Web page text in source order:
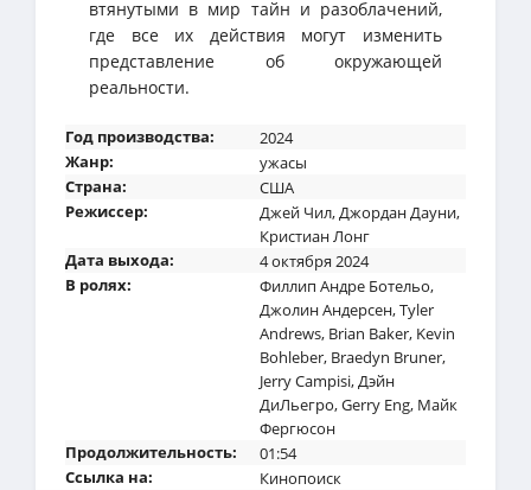
втянутыми в мир тайн и разоблачений,
где все их действия могут изменить
представление об окружающей
реальности.
Год производства:
2024
Жанр:
ужасы
Страна:
США
Режиссер:
Джей Чил,Джордан Дауни,
Кристиан Лонг
Дата выхода:
4 октября 2024
В ролях:
Филлип Андре Ботельо,
Джолин Андерсен,Tyler
Andrews, Brian Baker, Kevin
Bohleber, Braedyn Bruner,
Jerry Campisi,Дэйн
ДиЛьегро,Gerry Eng, Майк
Фергюсон
Продолжительность:
01:54
Ссылка на:
Кинопоиск